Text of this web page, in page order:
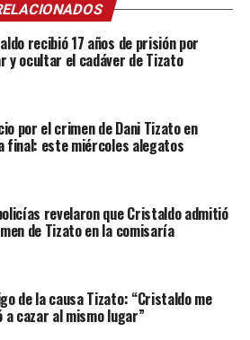
recibió 17 años de prisión por
y ocultar el cadáver de Tizato
por el crimen de Dani Tizato en
final: este miércoles alegatos
revelaron que Cristaldo admitió
de Tizato en la comisaría
de la causa Tizato: “Cristaldo me
a cazar al mismo lugar”